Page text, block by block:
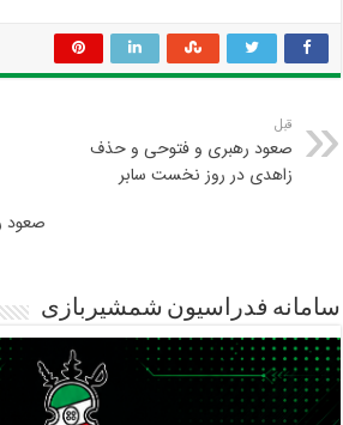
قبل
صعود رهبری و فتوحی و حذف
زاهدی در روز نخست سابر
صعود
سامانه فدراسیون شمشیربازی